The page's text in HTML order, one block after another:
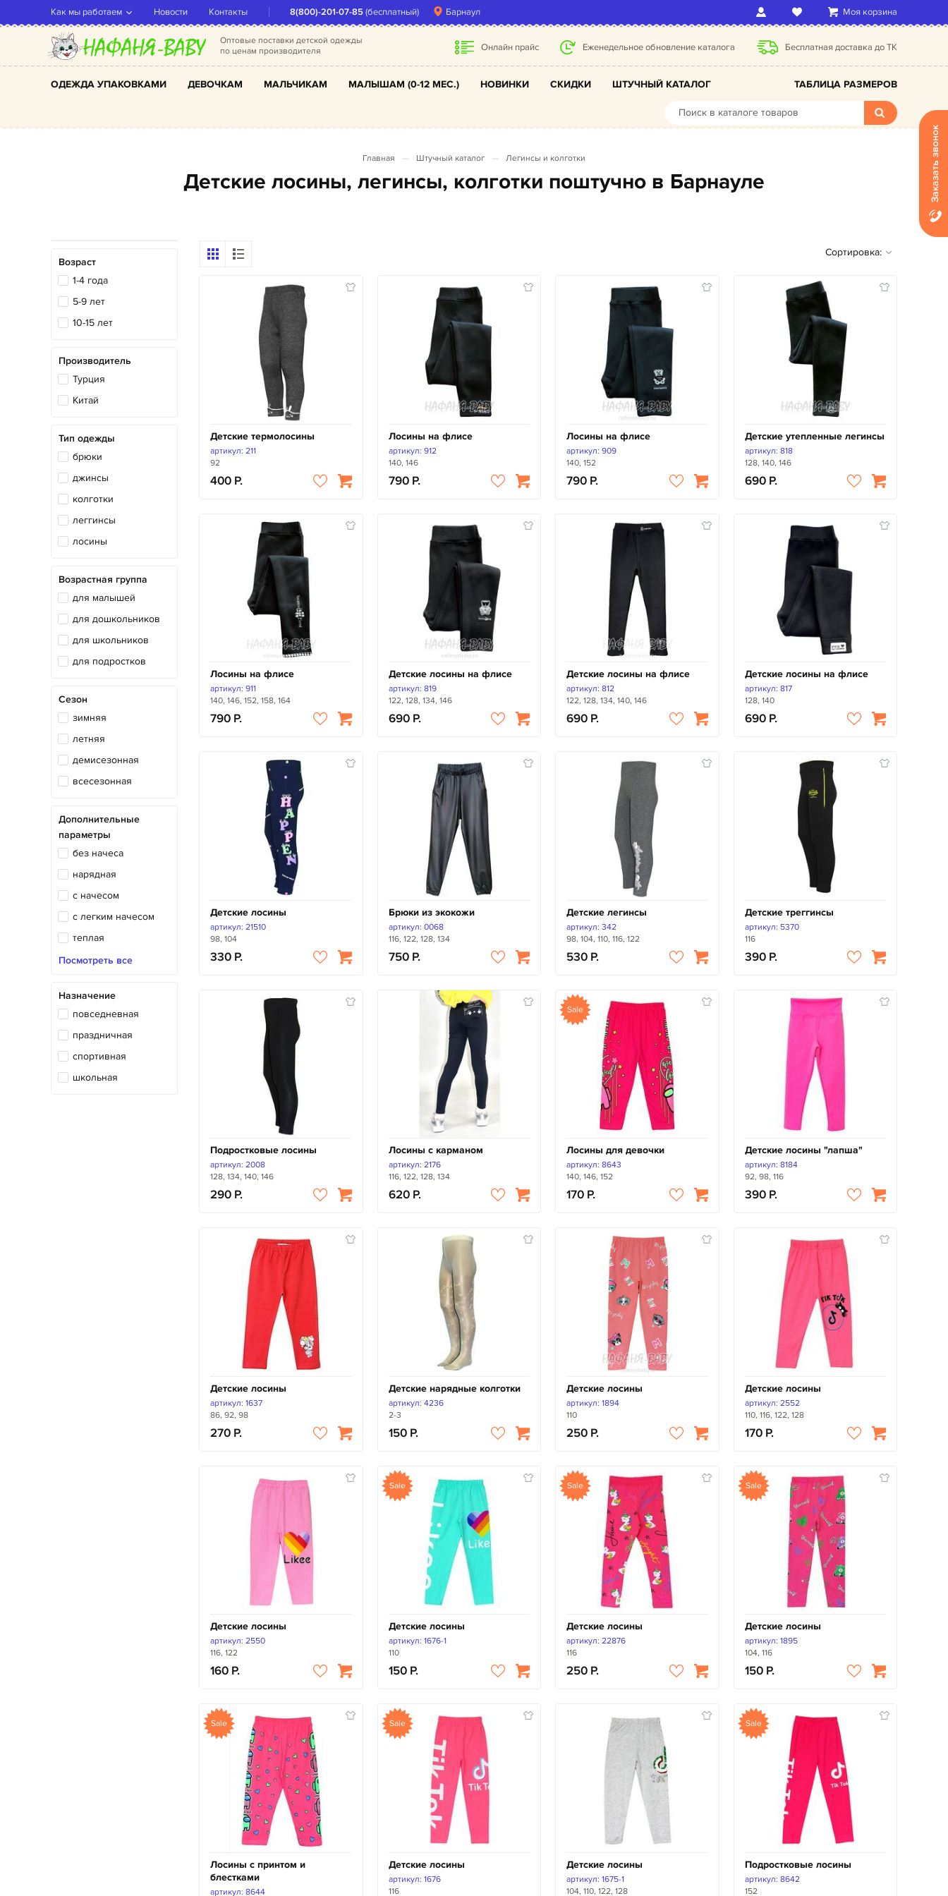
Моя корзина
Оптовые поставки детской одежды
по ценам производителя
Онлайн прайс Еженедельное обновление каталога Бесплатная доставка до ТК
ОДЕЖДА УПАКОВКАМИ ДЕВОЧКАМ МАЛЬЧИКАМ МАЛЫШАМ (0-12 МЕС.) НОВИНКИ СКИДКИ ШТУЧНЫЙ КАТАЛОГ ТАБЛИЦА РАЗМЕРОВ
Барнаул
8(800)-201-07-85(бесплатный)
Как мы работаем Новости Контакты
Главная Штучный каталог Легинсы и колготки
Детские лосины, легинсы, колготки поштучно в Барнауле
Возраст
1-4 года
5-9 лет
10-15 лет
Производитель
Турция
Китай
Тип одежды
брюки
джинсы
колготки
леггинсы
лосины
Возрастная группа
для малышей
для дошкольников
для школьников
для подростков
Сезон
зимняя
летняя
демисезонная
всесезонная
Дополнительные
параметры
без начеса
нарядная
с начесом
с легким начесом
теплая
трикотажная
Посмотреть все
Назначение
повседневная
праздничная
спортивная
школьная
Сортировка:
Детские термолосины
артикул: 211
92
400
Лосины на флисе
артикул: 912
140, 146
790
Лосины на флисе
артикул: 909
140, 152
790
Детские утепленные легинсы
артикул: 818
128, 140, 146
690
Лосины на флисе
артикул: 911
140, 146, 152, 158, 164
790
Детские лосины на флисе
артикул: 819
122, 128, 134, 146
690
Детские лосины на флисе
артикул: 812
122, 128, 134, 140, 146
690
Детские лосины на флисе
артикул: 817
128, 140
690
Детские лосины
артикул: 21510
98, 104
330
Брюки из экокожи
артикул: 0068
116, 122, 128, 134
750
Детские легинсы
артикул: 342
98, 104, 110, 116, 122
530
Детские треггинсы
артикул: 5370
116
390
Подростковые лосины
артикул: 2008
128, 134, 140, 146
290
Лосины с карманом
артикул: 2176
116, 122, 128, 134
620
Sale
Лосины для девочки
артикул: 8643
140, 146, 152
170
Детские лосины "лапша"
артикул: 8184
92, 98, 116
390
Детские лосины
артикул: 1637
86, 92, 98
270
Детские нарядные колготки
артикул: 4236
2-3
150
Детские лосины
артикул: 1894
110
250
Детские лосины
артикул: 2552
110, 116, 122, 128
170
Детские лосины
артикул: 2550
116, 122
160
Sale
Детские лосины
артикул: 1676-1
110
150
Sale
Детские лосины
артикул: 22876
116
250
Sale
Детские лосины
артикул: 1895
104, 116
150
Sale
Лосины с принтом и
блестками
артикул: 8644
Sale
Детские лосины
артикул: 1676
116
Детские лосины
артикул: 1675-1
104, 110, 122, 128
Sale
Подростковые лосины
артикул: 8642
152
Заказать звонок